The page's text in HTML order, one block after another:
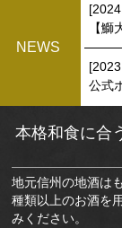
NEWS
【鰤
公式
本格和食に合
地元信州の地酒は
種類以上のお酒を
みください。